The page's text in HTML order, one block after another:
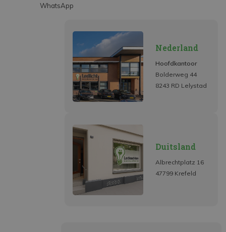
WhatsApp
Nederland
Hoofdkantoor
Bolderweg 44
8243 RD Lelystad
Duitsland
Albrechtplatz 16
47799 Krefeld